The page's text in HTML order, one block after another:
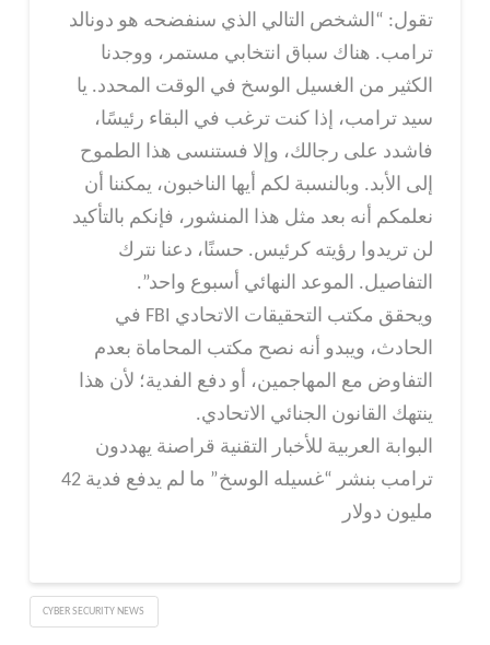
تقول: “الشخص التالي الذي سنفضحه هو دونالد
ترامب. هناك سباق انتخابي مستمر، ووجدنا
الكثير من الغسيل الوسخ في الوقت المحدد. يا
سيد ترامب، إذا كنت ترغب في البقاء رئيسًا،
فاشدد على رجالك، وإلا فستنسى هذا الطموح
إلى الأبد. وبالنسبة لكم أيها الناخبون، يمكننا أن
نعلمكم أنه بعد مثل هذا المنشور، فإنكم بالتأكيد
لن تريدوا رؤيته كرئيس. حسنًا، دعنا نترك
التفاصيل. الموعد النهائي أسبوع واحد”.
ويحقق مكتب التحقيقات الاتحادي FBI في
الحادث، ويبدو أنه نصح مكتب المحاماة بعدم
التفاوض مع المهاجمين، أو دفع الفدية؛ لأن هذا
ينتهك القانون الجنائي الاتحادي.
البوابة العربية للأخبار التقنية قراصنة يهددون
ترامب بنشر “غسيله الوسخ” ما لم يدفع فدية 42
مليون دولار
CYBER SECURITY NEWS